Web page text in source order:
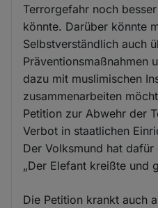
Terrorgefahr noch
könnte. Darüber könnte
Selbstverständlich auch
Präventionsmaßnahmen
dazu mit muslimischen
zusammenarbeiten
Petition zur Abwehr der
Verbot in staatlichen
Der Volksmund hat
„Der Elefant kreißte und
Die Petition krankt auch